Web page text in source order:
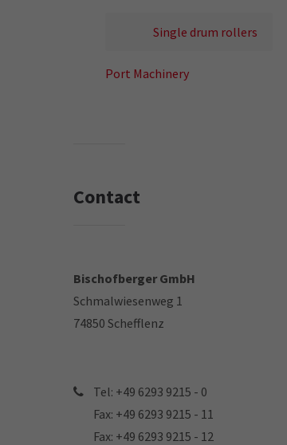
Single drum rollers
Port Machinery
Contact
Bischofberger GmbH
Schmalwiesenweg 1
74850 Schefflenz
Tel: +49 6293 9215 - 0
Fax: +49 6293 9215 - 11
Fax: +49 6293 9215 - 12
Your direct contact to us